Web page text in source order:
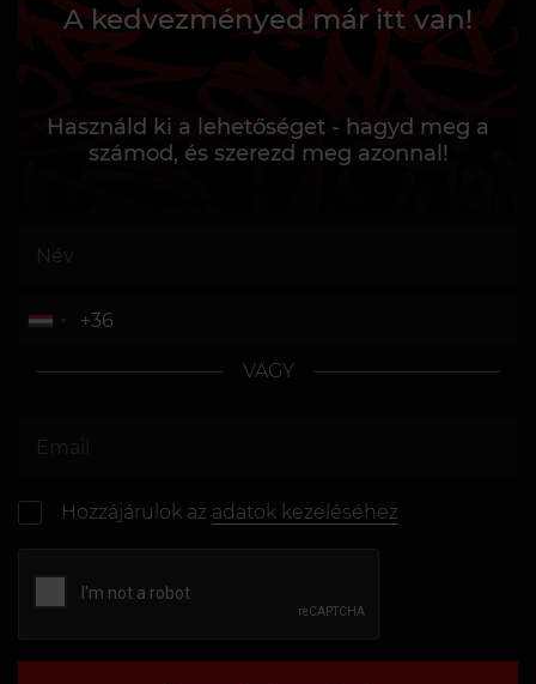
A kedvezményed már itt van!
Használd ki a lehetőséget - hagyd meg a
számod, és szerezd meg azonnal!
VAGY
Hozzájárulok az adatok kezeléséhez